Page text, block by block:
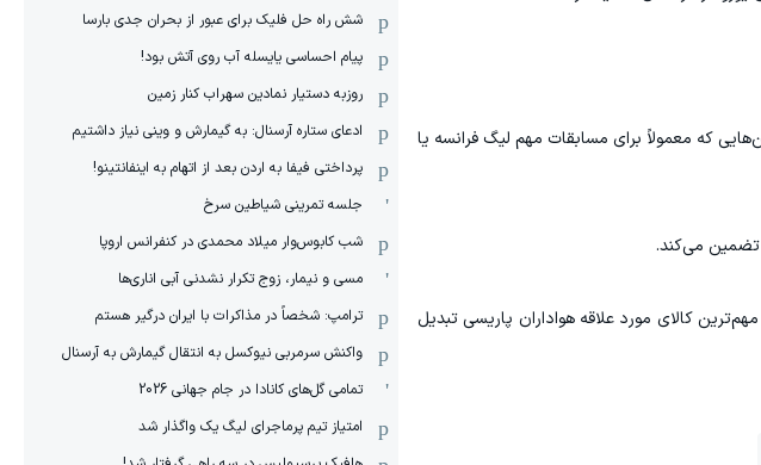
که معمولاً برای مسابقات مهم لیگ فرانسه یا
کالای مورد علاقه هواداران پاریسی تبدیل
شش راه حل فلیک برای عبور از بحران جدی بارسا
پیام احساسی یایسله آب روی آتش بود!
روزبه دستیار نمادین سهراب کنار زمین
ادعای ستاره آرسنال: به گیمارش و وینی نیاز داشتیم
پرداختی فیفا به اردن بعد از اتهام به اینفانتینو!
جلسه تمرینی شیاطین سرخ
شب کابوس‌وار میلاد محمدی در کنفرانس اروپا
مسی و نیمار، زوج تکرار نشدنی آبی اناری‌ها
ترامپ: شخصاً در مذاکرات با ایران درگیر هستم
واکنش سرمربی نیوکسل به انتقال گیمارش به آرسنال
تمامی گل‌های کانادا در جام جهانی 2026
امتیاز تیم پرماجرای لیگ یک واگذار شد